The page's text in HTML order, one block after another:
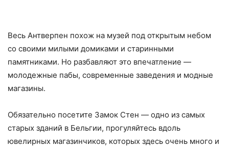
Весь Антверпен похож на музей под открытым небом
со своими милыми домиками и старинными
памятниками. Но разбавляют это впечатление —
молодежные пабы, современные заведения и модные
магазины.
Обязательно посетите Замок Стен — одно из самых
старых зданий в Бельгии, прогуляйтесь вдоль
ювелирных магазинчиков, которых здесь очень много и